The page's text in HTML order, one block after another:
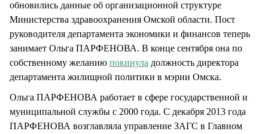
обновились данные об организационной структуре
Министерства здравоохранения Омской области. Пост
руководителя департамента экономики и финансов теперь
занимает Ольга ПАРФЕНОВА. В конце сентября она по
собственному желанию покинула должность директора
департамента жилищной политики в мэрии Омска.
Ольга ПАРФЕНОВА работает в сфере государственной и
муниципальной службы с 2000 года. С декабря 2013 года
ПАРФЕНОВА возглавляла управление ЗАГС в Главном